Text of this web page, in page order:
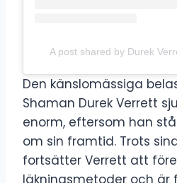
A post shared by Durek
Den känslomässiga
Shaman Durek Verrett
enorm, eftersom han
om sin framtid. Trots
fortsätter Verrett att
läkningsmetoder och